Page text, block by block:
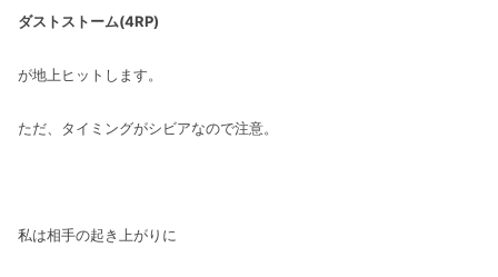
ダストストーム(4RP)
が地上ヒットします。
ただ、タイミングがシビアなので注意。
私は相手の起き上がりに